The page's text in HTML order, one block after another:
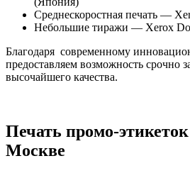
Среднескоростная печать —
Небольшие тиражи — Xerox
Благодаря современному
предоставляем возможность срочно
высочайшего качества.
Печать промо-
Москве